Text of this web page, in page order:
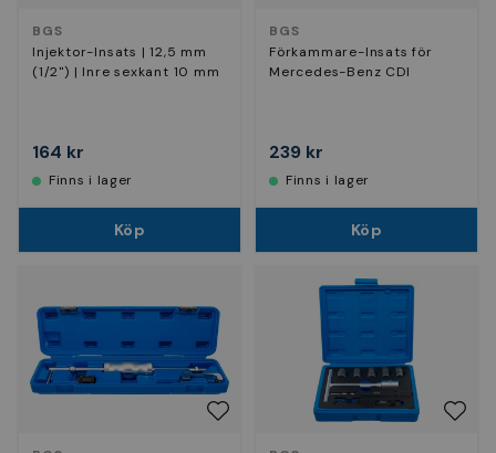
BGS
Injektor-Insats | 12,5 mm
(1/2") | Inre sexkant 10 mm
164 kr
Finns i lager
Köp
BGS
Förkammare-Insats för
Mercedes-Benz CDI
239 kr
Finns i lager
Köp